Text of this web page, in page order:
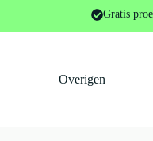
Gratis
Overigen
Xlc HOCKEYKLEM